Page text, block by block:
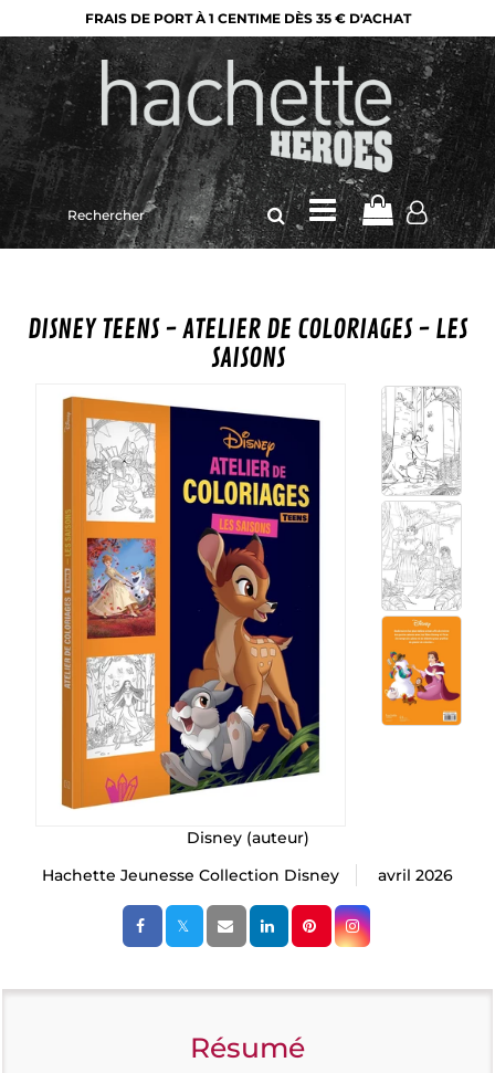
FRAIS DE PORT À 1 CENTIME DÈS 35 € D'ACHAT
Rechercher
sur
le
DISNEY TEENS - ATELIER DE COLORIAGES - LES
SAISONS
Disney(auteur)
Hachette Jeunesse Collection Disney
avril 2026
Résumé